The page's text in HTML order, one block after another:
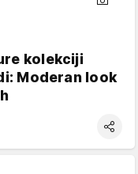
kolekciji
Moderan look